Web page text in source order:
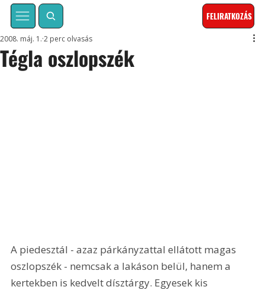
FELIRATKOZÁS
Tégla oszlopszék
2008. máj. 1. 2 perc olvasás
A piedesztál - azaz párkányzattal ellátott magas
oszlopszék - nemcsak a lakáson belül, hanem a
kertekben is kedvelt dísztárgy. Egyesek kis